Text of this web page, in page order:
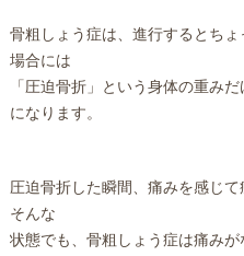
骨粗しょう症は、進行するとち
場合には
「圧迫骨折」という身体の重み
になります。
圧迫骨折した瞬間、痛みを感じて
そんな
状態でも、骨粗しょう症は痛み